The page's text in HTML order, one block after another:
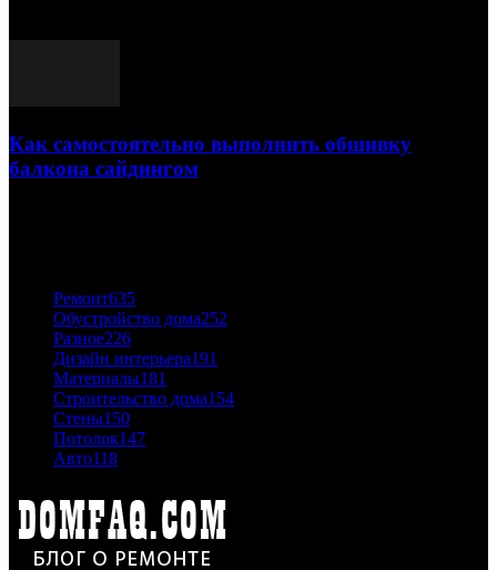
Как самостоятельно выполнить обшивку
балкона сайдингом
Ремонт635
Обустройство дома252
Разное226
Дизайн интерьера191
Материалы181
Строительство дома154
Стены150
Потолок147
Авто118